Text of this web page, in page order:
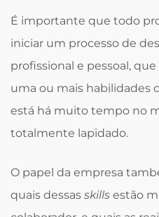
É importante que todo
iniciar um processo de
profissional e pessoal,
uma ou mais habilidades
está há muito tempo no
totalmente lapidado.
O papel da empresa
quais dessas skills estão